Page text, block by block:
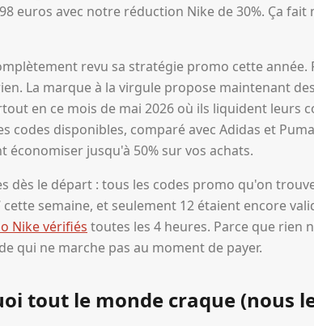
euros avec notre réduction Nike de 30%. Ça
revu sa stratégie promo cette
La marque à la virgule propose maintenant des
en ce mois de mai 2026 où ils liquident leurs
codes disponibles, comparé avec Adidas et
économiser jusqu'à 50% sur vos achats.
dès le départ : tous les codes promo qu'on
cette semaine, et seulement 12 étaient encore
Nike vérifiés toutes les 4 heures. Parce que rien
qui ne marche pas au moment de payer.
tout le monde craque (nous